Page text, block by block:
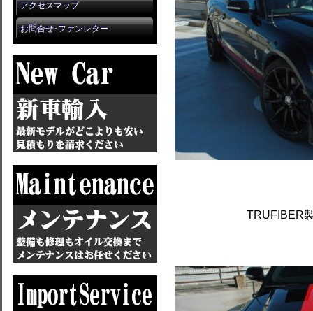
アクセスマップ
お問合せ･ファンレター
TRUFIBER